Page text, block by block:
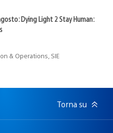
Dying Light 2 Stay Human:
& Operations, SIE
Torna su